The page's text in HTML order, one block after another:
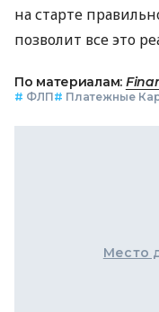
на старте
позволит все это
По материалам:
# ФЛП# Платежные
Место